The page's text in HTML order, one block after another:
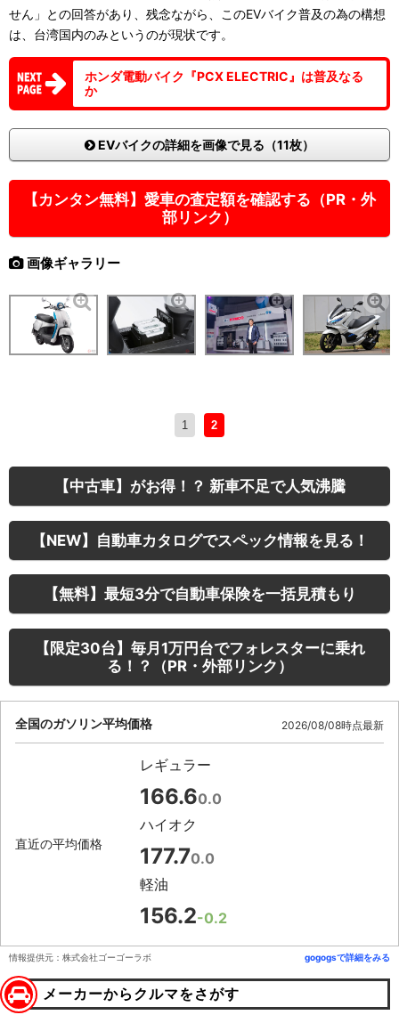
せん」との回答があり、残念ながら、このEVバイク普及の為の構想
は、台湾国内のみというのが現状です。
ホンダ電動バイク『PCX ELECTRIC』は普及なる
か
EVバイクの詳細を画像で見る（11枚）
【カンタン無料】愛車の査定額を確認する（PR・外
部リンク）
画像ギャラリー
1 2
【中古車】がお得！？ 新車不足で人気沸騰
【NEW】自動車カタログでスペック情報を見る！
【無料】最短3分で自動車保険を一括見積もり
【限定30台】毎月1万円台でフォレスターに乗れ
る！？（PR・外部リンク）
全国のガソリン平均価格 2026/08/08時点最新
直近の平均価格
レギュラー
166.60.0
ハイオク
177.70.0
軽油
156.2-0.2
情報提供元：株式会社ゴーゴーラボ gogogsで詳細をみる
メーカーからクルマをさがす